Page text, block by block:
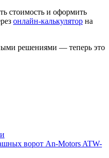
стоимость и оформить
онлайн-калькулятор на
решениями — теперь это
ворот An-Motors ATW-